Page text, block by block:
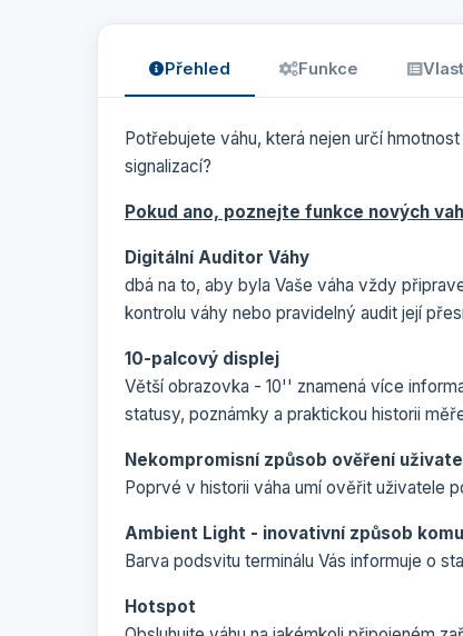
Přehled Funkce
Potřebujete váhu, která nejen určí
signalizací?
Pokud ano, poznejte funkce nových vah
Digitální Auditor Váhy
dbá na to, aby byla Vaše váha vždy
kontrolu váhy nebo pravidelný audit její
10-palcový displej
Větší obrazovka - 10'' znamená více
statusy, poznámky a praktickou historii
Nekompromisní způsob ověření
Poprvé v historii váha umí ověřit uživatele
Ambient Light - inovativní způsob
Barva podsvitu terminálu Vás informuje o
Hotspot